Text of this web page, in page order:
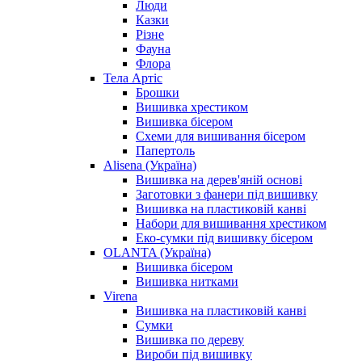
Люди
Казки
Різне
Фауна
Флора
Тела Артіс
Брошки
Вишивка хрестиком
Вишивка бісером
Схеми для вишивання бісером
Папертоль
Alisena (Україна)
Вишивка на дерев'яній основі
Заготовки з фанери під вишивку
Вишивка на пластиковій канві
Набори для вишивання хрестиком
Еко-сумки під вишивку бісером
OLANTA (Україна)
Вишивка бісером
Вишивка нитками
Virena
Вишивка на пластиковій канві
Сумки
Вишивка по дереву
Вироби під вишивку